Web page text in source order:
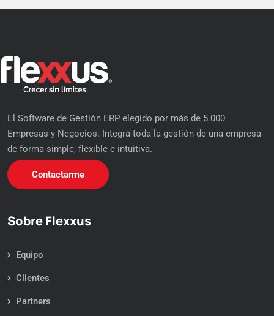
El Software de Gestión ERP elegido por más de 5.000
Empresas y Negocios. Integrá toda la gestión de una empresa
de forma simple, flexible e intuitiva.
Contactarme
Sobre Flexxus
Equipo
Clientes
Partners